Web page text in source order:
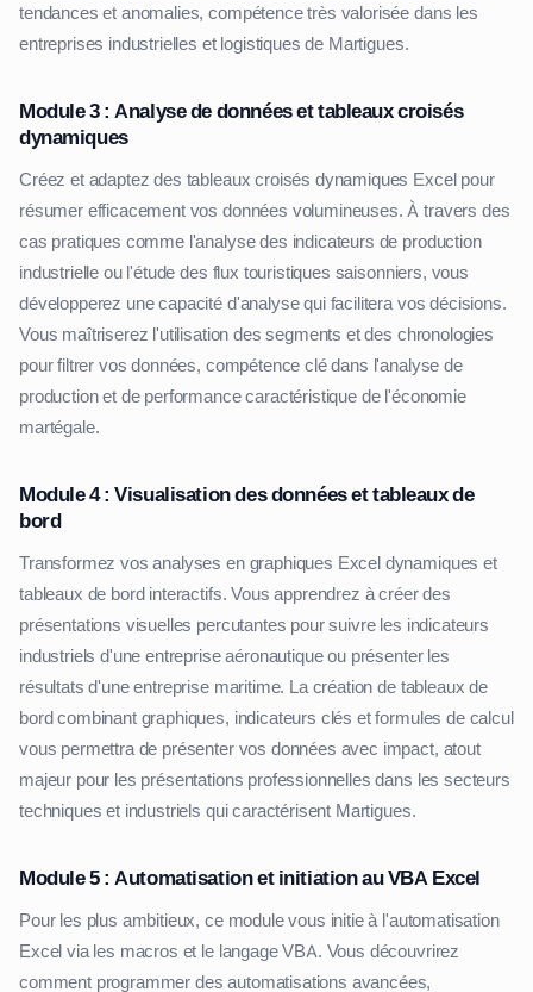
tendances et anomalies, compétence très valorisée dans les
entreprises industrielles et logistiques de Martigues.
Module 3 : Analyse de données et tableaux croisés
dynamiques
Créez et adaptez des tableaux croisés dynamiques Excel pour
résumer efficacement vos données volumineuses. À travers des
cas pratiques comme l'analyse des indicateurs de production
industrielle ou l'étude des flux touristiques saisonniers, vous
développerez une capacité d'analyse qui facilitera vos décisions.
Vous maîtriserez l'utilisation des segments et des chronologies
pour filtrer vos données, compétence clé dans l'analyse de
production et de performance caractéristique de l'économie
martégale.
Module 4 : Visualisation des données et tableaux de
bord
Transformez vos analyses en graphiques Excel dynamiques et
tableaux de bord interactifs. Vous apprendrez à créer des
présentations visuelles percutantes pour suivre les indicateurs
industriels d'une entreprise aéronautique ou présenter les
résultats d'une entreprise maritime. La création de tableaux de
bord combinant graphiques, indicateurs clés et formules de calcul
vous permettra de présenter vos données avec impact, atout
majeur pour les présentations professionnelles dans les secteurs
techniques et industriels qui caractérisent Martigues.
Module 5 : Automatisation et initiation au VBA Excel
Pour les plus ambitieux, ce module vous initie à l'automatisation
Excel via les macros et le langage VBA. Vous découvrirez
comment programmer des automatisations avancées,